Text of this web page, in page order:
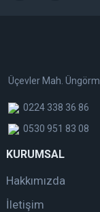
Üçevler Mah.
0224 338 36 86
0530 951 83 08
KURUMSAL
Hakkımızda
İletişim